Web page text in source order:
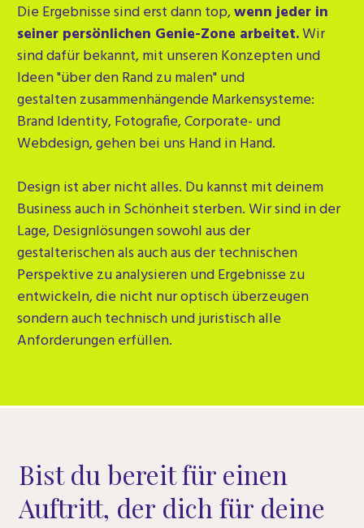
Die Ergebnisse sind erst dann top,wenn jeder in
seiner persönlichen Genie-Zone arbeitet.Wir
sind dafür bekannt, mit unseren Konzepten und
Ideen "über den Rand zu malen" und
gestaltenzusammenhängende Markensysteme:
Brand Identity, Fotografie, Corporate- und
Webdesign, gehen bei uns Hand in Hand.
Designist aber nicht alles. Du kannst mit deinem
Business auch in Schönheit sterben. Wir sind in der
Lage, Designlösungen sowohl aus der
gestalterischen als auch aus der technischen
Perspektive zu analysieren und Ergebnisse zu
entwickeln, die nicht nur optisch überzeugen
sondern auch technisch und juristisch alle
Anforderungen erfüllen.
Bist du bereit für einen
Auftritt, der dich für deine